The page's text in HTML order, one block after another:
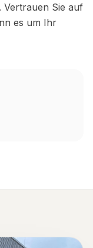
Sie auf
es um Ihr